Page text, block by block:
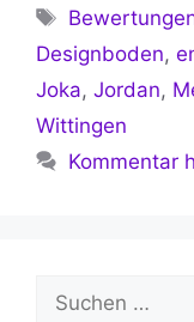
Designboden,
Joka, Jordan,
Wittingen
Kommentar
Suchen